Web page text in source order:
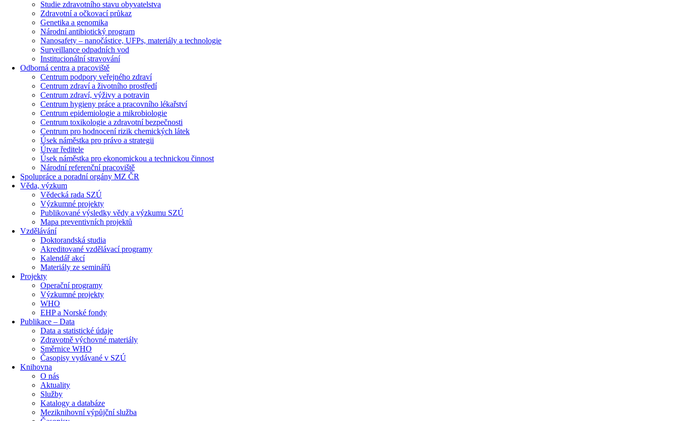
Studie zdravotního stavu obyvatelstva
Zdravotní a očkovací průkaz
Genetika a genomika
Národní antibiotický program
Nanosafety – nanočástice, UFPs, materiály a technologie
Surveillance odpadních vod
Institucionální stravování
Odborná centra a pracoviště
Centrum podpory veřejného zdraví
Centrum zdraví a životního prostředí
Centrum zdraví, výživy a potravin
Centrum hygieny práce a pracovního lékařství
Centrum epidemiologie a mikrobiologie
Centrum toxikologie a zdravotní bezpečnosti
Centrum pro hodnocení rizik chemických látek
Úsek náměstka pro právo a strategii
Útvar ředitele
Úsek náměstka pro ekonomickou a technickou činnost
Národní referenční pracoviště
Spolupráce a poradní orgány MZ ČR
Věda, výzkum
Vědecká rada SZÚ
Výzkumné projekty
Publikované výsledky vědy a výzkumu SZÚ
Mapa preventivních projektů
Vzdělávání
Doktorandská studia
Akreditované vzdělávací programy
Kalendář akcí
Materiály ze seminářů
Projekty
Operační programy
Výzkumné projekty
WHO
EHP a Norské fondy
Publikace – Data
Data a statistické údaje
Zdravotně výchovné materiály
Směrnice WHO
Časopisy vydávané v SZÚ
Knihovna
O nás
Aktuality
Služby
Katalogy a databáze
Meziknihovní výpůjční služba